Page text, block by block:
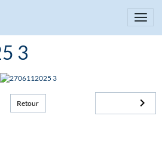
3
Retour